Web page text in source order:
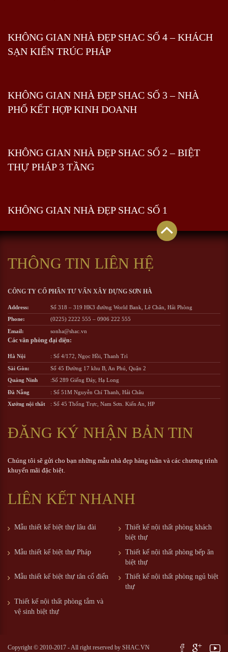
KHÔNG GIAN NHÀ ĐẸP SHAC SỐ 4 – KHÁCH
SẠN KIẾN TRÚC PHÁP
KHÔNG GIAN NHÀ ĐẸP SHAC SỐ 3 – NHÀ
PHỐ KẾT HỢP KINH DOANH
KHÔNG GIAN NHÀ ĐẸP SHAC SỐ 2 – BIỆT
THỰ PHÁP 3 TẦNG
KHÔNG GIAN NHÀ ĐẸP SHAC SỐ 1
THÔNG TIN LIÊN HỆ
CÔNG TY CỔ PHẦN TƯ VẤN XÂY DỰNG SƠN HÀ
Address:
Số 318 – 319 HK3 đường World Bank, Lê Chân, Hải Phòng
Phone:
(0225) 2222 555 – 0906 222 555
Email:
sonha@shac.vn
Các văn phòng đại diện:
Hà Nội
: Số 4/172, Ngọc Hồi, Thanh Trì
Sài Gòn:
Số 45 Đường 17 khu B, An Phú, Quận 2
Quảng Ninh
:Số 289 Giếng Đáy, Hạ Long
Đà Nẵng
: Số 51M Nguyễn Chí Thanh, Hải Châu
Xưởng nội thất
: Số 45 Thống Trực, Nam Sơn. Kiến An, HP
ĐĂNG KÝ NHẬN BẢN TIN
Chúng tôi sẽ gửi cho bạn những mẫu nhà đẹp hàng tuần và các chương trình
khuyến mãi đặc biệt.
LIÊN KẾT NHANH
Mẫu thiết kế biệt thự lâu đài
Thiết kế nội thất phòng khách
biệt thự
Mẫu thiết kế biệt thự Pháp
Thiết kế nội thất phòng bếp ăn
biệt thự
Mẫu thiết kế biệt thự tân cổ điển
Thiết kế nội thất phòng ngủ biệt
thự
Thiết kế nội thất phòng tắm và
vệ sinh biệt thự
Copyright © 2010-2017 - All right reserved by SHAC.VN